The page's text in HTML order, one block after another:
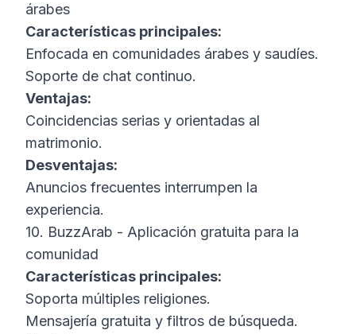
árabes
Características principales:
Enfocada en comunidades árabes y saudíes.
Soporte de chat continuo.
Ventajas:
Coincidencias serias y orientadas al
matrimonio.
Desventajas:
Anuncios frecuentes interrumpen la
experiencia.
10. BuzzArab - Aplicación gratuita para la
comunidad
Características principales:
Soporta múltiples religiones.
Mensajería gratuita y filtros de búsqueda.